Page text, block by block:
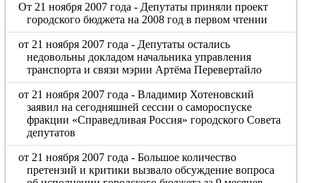
От 21 ноября 2007 года - Депутаты приняли проект
городского бюджета на 2008 год в первом чтении
от 21 ноября 2007 года - Депутаты остались
недовольны докладом начальника управления
транспорта и связи мэрии Артёма Перевертайло
от 21 ноября 2007 года - Владимир Хотеновский
заявил на сегодняшней сессии о самороспуске
фракции «Справедливая Россия» городского Совета
депутатов
от 21 ноября 2007 года - Большое количество
претензий и критики вызвало обсуждение вопроса